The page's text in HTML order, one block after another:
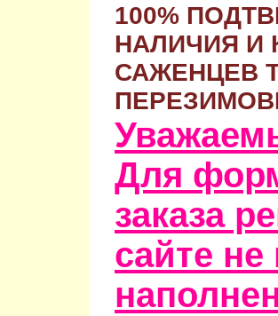
100%
НАЛИЧИЯ И
САЖЕНЦЕВ
Для
заказа
сайте